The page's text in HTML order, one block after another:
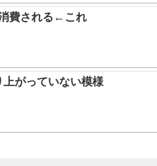
費される←これ
上がっていない模様